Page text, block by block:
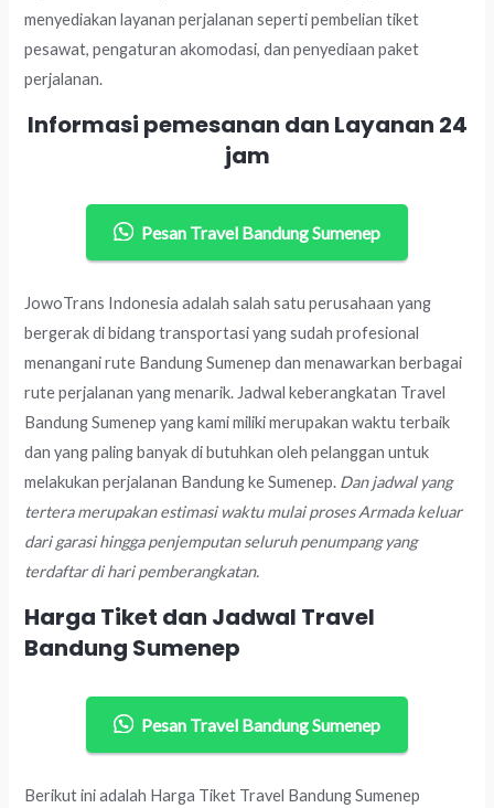
menyediakan layanan perjalanan seperti pembelian tiket
pesawat, pengaturan akomodasi, dan penyediaan paket
perjalanan.
Informasi pemesanan dan Layanan 24
jam
Pesan Travel Bandung Sumenep
JowoTrans Indonesia adalah salah satu perusahaan yang
bergerak di bidang transportasi yang sudah profesional
menangani rute Bandung Sumenep dan menawarkan berbagai
rute perjalanan yang menarik. Jadwal keberangkatan Travel
Bandung Sumenep yang kami miliki merupakan waktu terbaik
dan yang paling banyak di butuhkan oleh pelanggan untuk
melakukan perjalanan Bandung ke Sumenep. Dan jadwal yang
tertera merupakan estimasi waktu mulai proses Armada keluar
dari garasi hingga penjemputan seluruh penumpang yang
terdaftar di hari pemberangkatan.
Harga Tiket dan Jadwal Travel
Bandung Sumenep
Pesan Travel Bandung Sumenep
Berikut ini adalah Harga Tiket Travel Bandung Sumenep